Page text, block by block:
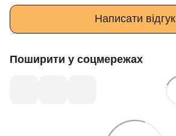
Написати відгук
Поширити у соцмережах